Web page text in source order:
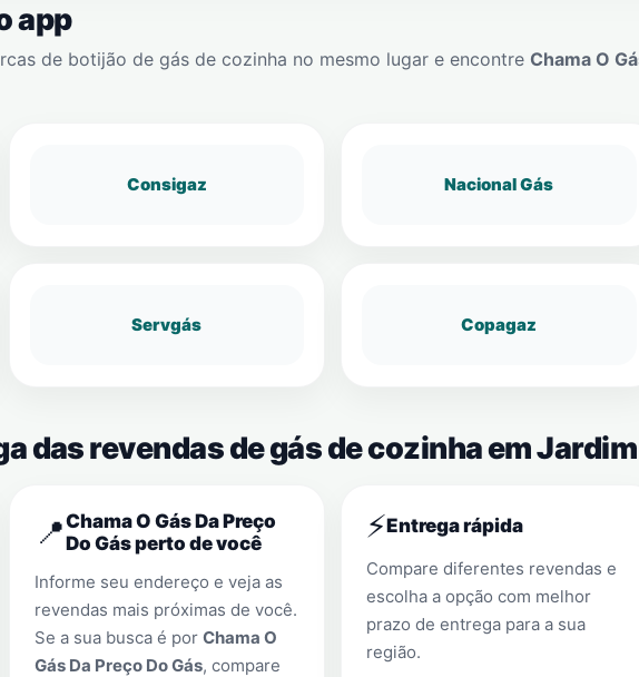
app
de botijão de gás de cozinha no mesmo lugar e encontre Chama O
Consigaz Nacional Gás
Servgás Copagaz
das revendas de gás de cozinha em
📍Chama O Gás Da Preço
Do Gás perto de você
Informe seu endereço e veja as
revendas mais próximas de você.
Se a sua busca é por Chama O
Gás Da Preço Do Gás, compare
⚡Entrega rápida
Compare diferentes revendas e
escolha a opção com melhor
prazo de entrega para a sua
região.